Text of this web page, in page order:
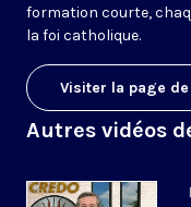
formation courte,
la foi catholique.
Visiter la page
Autres vidéos